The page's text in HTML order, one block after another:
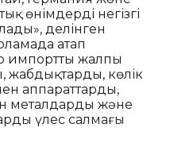
өнімдерді негізгі
делінген
атап
импорттың жалпы
көлік
аппараттардың,
металдардың және
үлес салмағы